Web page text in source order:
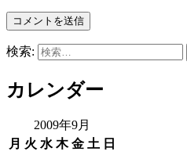
検索:
カレンダー
2009年9月
月 火 水 木 金 土 日